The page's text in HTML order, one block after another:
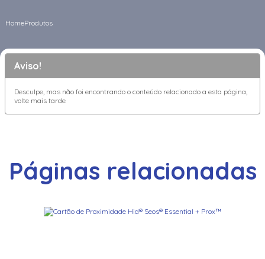
HomeProdutos
Aviso!
Desculpe, mas não foi encontrando o conteúdo relacionado a esta página,
volte mais tarde
Páginas relacionadas